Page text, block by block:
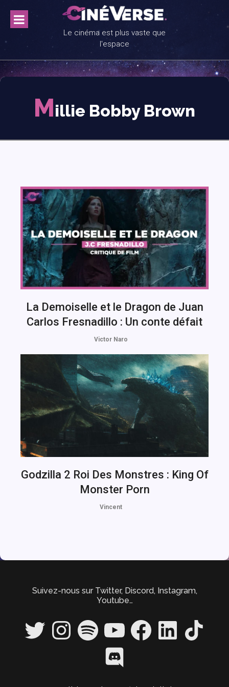
content
Le cinéma est plus vaste que
l'espace
Millie Bobby Brown
La Demoiselle et le Dragon de Juan
Carlos Fresnadillo : Un conte défait
Victor Naro
Godzilla 2 Roi Des Monstres : King Of
Monster Porn
Vincent
Suivez-nous sur Twitter, Discord, Instagram,
Youtube…
Twitter InstagramSpotify YouTube FacebookLinkedIn TikTok
Discord